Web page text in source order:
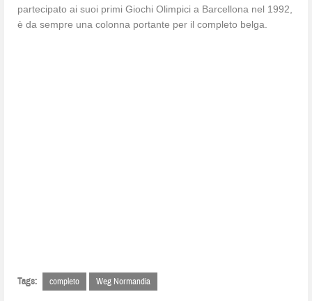
partecipato ai suoi primi Giochi Olimpici a Barcellona nel 1992,
è da sempre una colonna portante per il completo belga.
Tags: completo Weg Normandia